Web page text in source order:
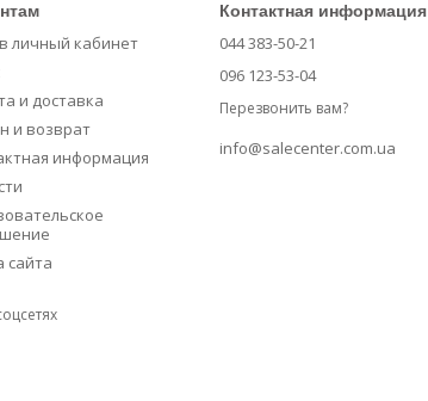
личный кабинет
и доставка
и возврат
информация
сайта
Контактная информация
044 383-50-21
096 123-53-04
Перезвонить вам?
info@salecenter.com.ua